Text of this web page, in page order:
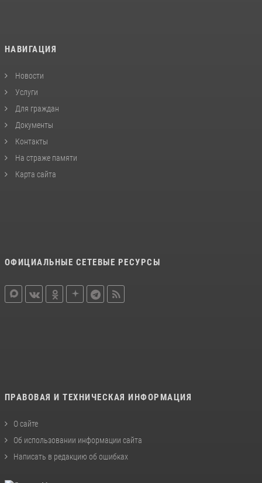
НАВИГАЦИЯ
Новости
Услуги
Для граждан
Документы
Контакты
На страже памяти
Карта сайта
ОФИЦИАЛЬНЫЕ СЕТЕВЫЕ РЕСУРСЫ
ПРАВОВАЯ И ТЕХНИЧЕСКАЯ ИНФОРМАЦИЯ
О сайте
Об использовании информации сайта
Написать в редакцию об ошибках